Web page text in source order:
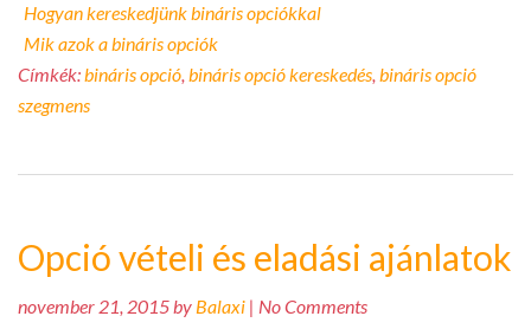
Hogyan kereskedjünk bináris opciókkal
Mik azok a bináris opciók
Címkék:bináris opció, bináris opció kereskedés, bináris opció
szegmens
Opció vételi és eladási ajánlatok
november 21, 2015 by Balaxi | No Comments